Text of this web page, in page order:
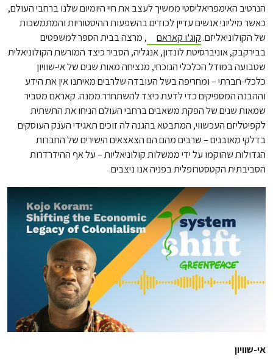
הנרטיב האימפריאליסטי ממשיך לעצב את חיי היומיום שלנו ברחבי העולם,
כאשר מיליוני אנשים עדיין לכודים בהשפעות ההיסטוריות והמתמשכות
של הקולוניאליזם. קוג'ו קאראם
, מרצה בבית הספר למשפטים
בבירקבק, אוניברסיטת לונדון, אנגליה, הסביר כיצד המורשת הקולוניאלית
שטבועה במודל הכלכלי הנוכחי, מנציחה מאות שנים של אי-שוויון
כלכלי-חברתי – ומחריפה בשל העובדה שלרבים מאיתנו אין את הידע
וההבנה המספיקים כדי לדעת כיצד להשתחרר ממנה. קאראם מסביר
שמאות שנים של הפקת משאבים ברחבי העולם הניחו את התשתית
לקפיטליזם העכשווי, המתבטא בהגנה לה זוכים תאגידי הענק העוסקים
בדלקי מאובנים – שרבים מהם הם הצאצאים הישירים של החברות
הגדולות שהוקמו על ידי ממשלות קולוניאליות – על אף ההידרדרות
הסביבתית הקטסטרופלית בפניה אנו ניצבים.
אי-שוויון